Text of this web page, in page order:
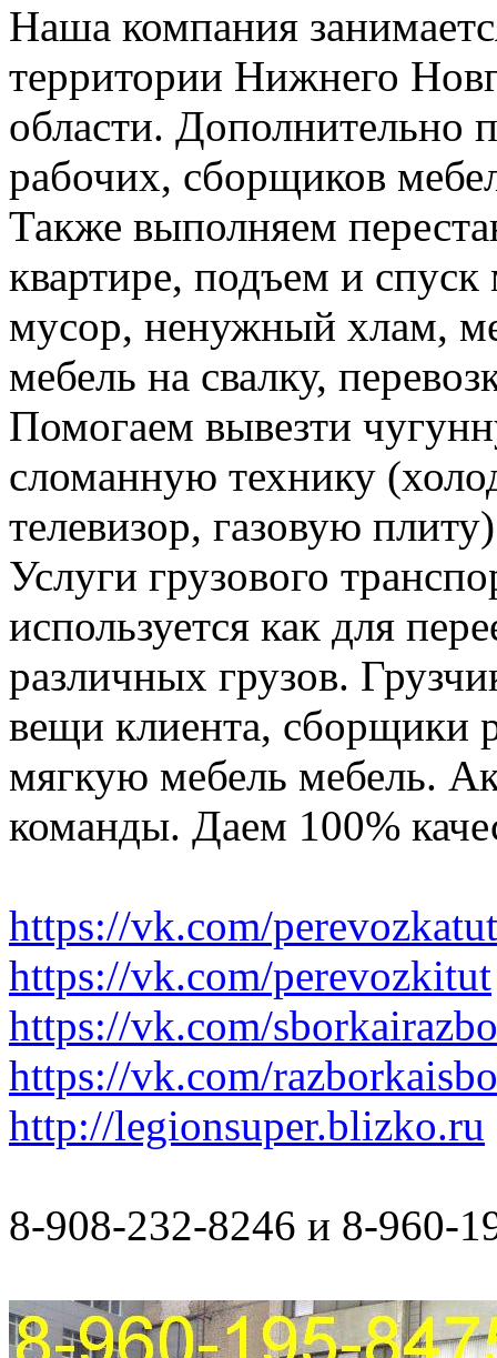
Наша компания
территории Нижнего
области. Дополнительно
рабочих, сборщиков
Также выполняем
квартире, подъем и
мусор, ненужный хлам,
мебель на свалку,
Помогаем вывезти
сломанную технику
телевизор, газовую плиту)
Услуги грузового
используется как для
различных грузов.
вещи клиента, сборщики
мягкую мебель мебель.
команды. Даем 100%
https://vk.com/perevozkatut
https://vk.com/perevozkitut
https://vk.com/
https://vk.com/
http://legionsuper.blizko.ru
8-908-232-8246 и 8-960-